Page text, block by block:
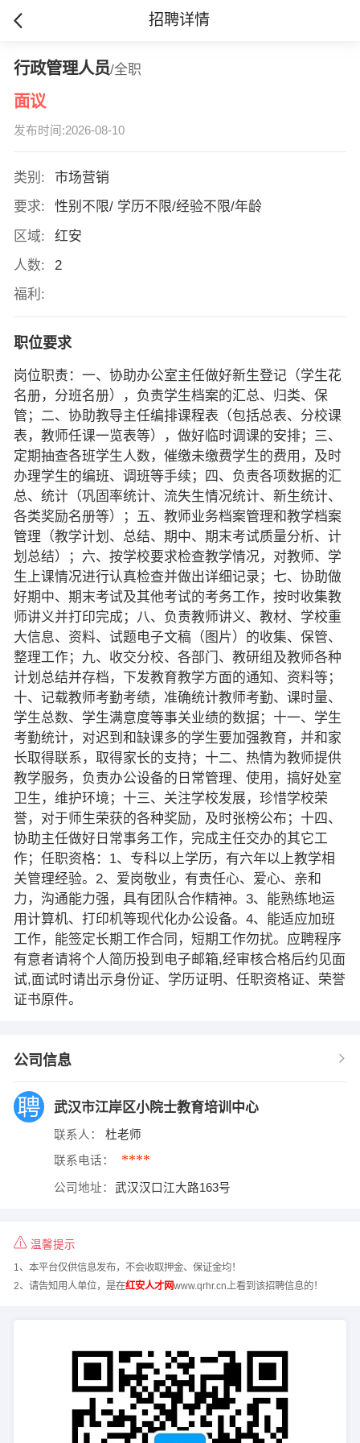
招聘详情
行政管理人员/全职
面议
发布时间:2026-08-10
类别:
市场营销
要求:
性别不限/ 学历不限/经验不限/年龄
区域:
红安
人数:
2
福利:
职位要求
岗位职责：一、协助办公室主任做好新生登记（学生花
名册，分班名册），负责学生档案的汇总、归类、保
管；二、协助教导主任编排课程表（包括总表、分校课
表，教师任课一览表等），做好临时调课的安排；三、
定期抽查各班学生人数，催缴未缴费学生的费用，及时
办理学生的编班、调班等手续；四、负责各项数据的汇
总、统计（巩固率统计、流失生情况统计、新生统计、
各类奖励名册等）；五、教师业务档案管理和教学档案
管理（教学计划、总结、期中、期末考试质量分析、计
划总结）；六、按学校要求检查教学情况，对教师、学
生上课情况进行认真检查并做出详细记录；七、协助做
好期中、期末考试及其他考试的考务工作，按时收集教
师讲义并打印完成；八、负责教师讲义、教材、学校重
大信息、资料、试题电子文稿（图片）的收集、保管、
整理工作；九、收交分校、各部门、教研组及教师各种
计划总结并存档，下发教育教学方面的通知、资料等；
十、记载教师考勤考绩，准确统计教师考勤、课时量、
学生总数、学生满意度等事关业绩的数据；十一、学生
考勤统计，对迟到和缺课多的学生要加强教育，并和家
长取得联系，取得家长的支持；十二、热情为教师提供
教学服务，负责办公设备的日常管理、使用，搞好处室
卫生，维护环境；十三、关注学校发展，珍惜学校荣
誉，对于师生荣获的各种奖励，及时张榜公布；十四、
协助主任做好日常事务工作，完成主任交办的其它工
作；任职资格：1、专科以上学历，有六年以上教学相
关管理经验。2、爱岗敬业，有责任心、爱心、亲和
力，沟通能力强，具有团队合作精神。3、能熟练地运
用计算机、打印机等现代化办公设备。4、能适应加班
工作，能签定长期工作合同，短期工作勿扰。应聘程序
有意者请将个人简历投到电子邮箱,经审核合格后约见面
试,面试时请出示身份证、学历证明、任职资格证、荣誉
证书原件。
公司信息
武汉市江岸区小院士教育培训中心
联系人： 杜老师
联系电话： ****
公司地址： 武汉汉口江大路163号
温馨提示
1、本平台仅供信息发布，不会收取押金、保证金均！
2、请告知用人单位，是在红安人才网www.qrhr.cn上看到该招聘信息的！